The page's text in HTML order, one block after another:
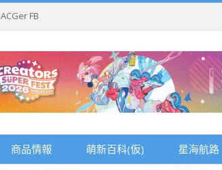
ACGer FB
商品情報 萌新百科(仮) 星海航路